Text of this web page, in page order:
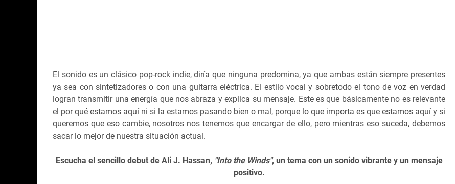
El sonido es un clásico pop-rock indie, diría que ninguna predomina, ya que ambas están siempre presentes
ya sea con sintetizadores o con una guitarra eléctrica. El estilo vocal y sobretodo el tono de voz en verdad
logran transmitir una energía que nos abraza y explica su mensaje. Este es que básicamente no es relevante
el por qué estamos aquí ni si la estamos pasando bien o mal, porque lo que importa es que estamos aquí y si
queremos que eso cambie, nosotros nos tenemos que encargar de ello, pero mientras eso suceda, debemos
sacar lo mejor de nuestra situación actual.
Escucha el sencillo debut de Ali J. Hassan, "Into the Winds", un tema con un sonido vibrante y un mensaje
positivo.